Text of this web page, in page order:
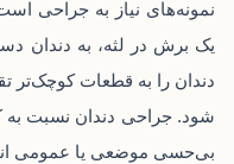
نمونه‌های نیاز به جراحی است.
یک برش در لثه، به دندان
دندان را به قطعات کوچک‌تر
شود. جراحی دندان نسبت به
بی‌حسی موضعی یا عمومی